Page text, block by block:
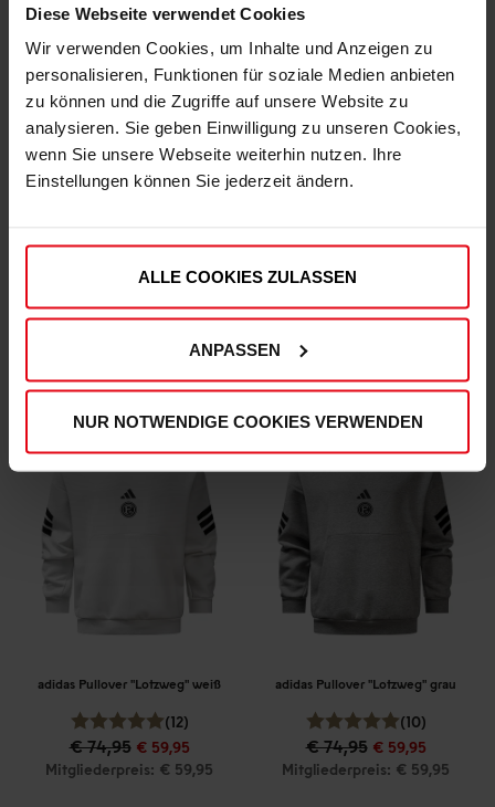
Diese Webseite verwendet Cookies
Wir verwenden Cookies, um Inhalte und Anzeigen zu
personalisieren, Funktionen für soziale Medien anbieten
zu können und die Zugriffe auf unsere Website zu
analysieren. Sie geben Einwilligung zu unseren Cookies,
wenn Sie unsere Webseite weiterhin nutzen. Ihre
Einstellungen können Sie jederzeit ändern.
ALLE COOKIES ZULASSEN
ANPASSEN
NUR NOTWENDIGE COOKIES VERWENDEN
adidas Jogginghose "Lotzweg"
(13)
€ 69,95 € 59,95
adidas Pullover "Lotzweg" bordeaux
€ 74,95 € 54,95
adidas Pullover "Lotzweg" weiß
(12)
€ 74,95 € 59,95
Mitgliederpreis: € 59,95
adidas Pullover "Lotzweg" grau
(10)
€ 74,95 € 59,95
Mitgliederpreis: € 59,95